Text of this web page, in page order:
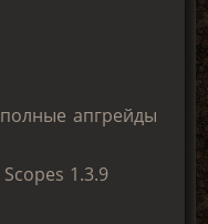
апгрейды
1.3.9